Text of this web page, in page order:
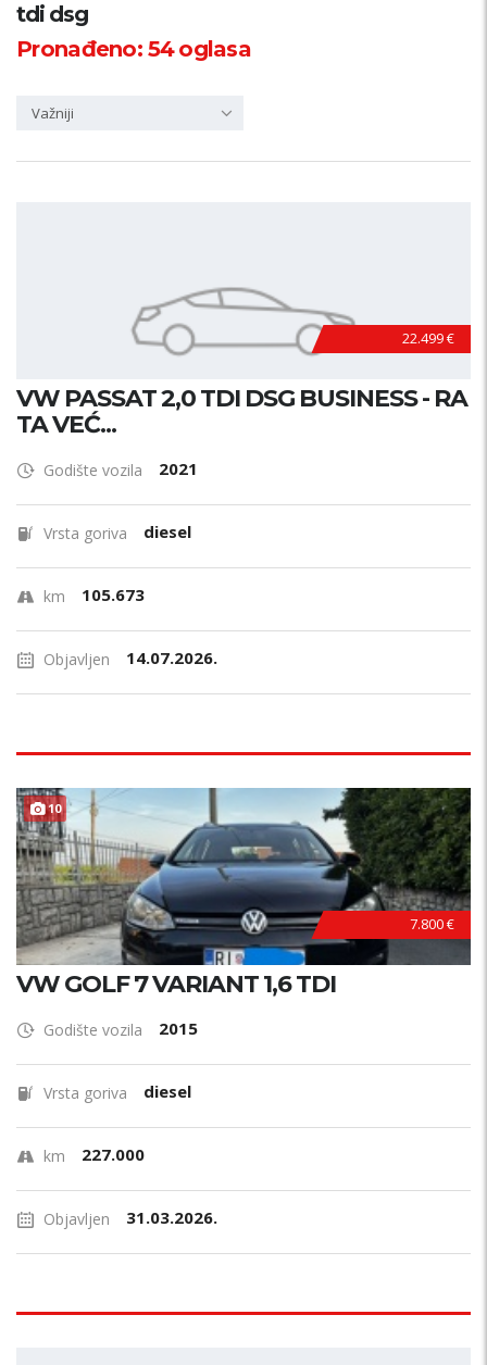
Županija
tdi dsg
Pronađeno:54oglasa
Važniji
22.499 €
VW PASSAT 2,0 TDI DSG BUSINESS - RA
TA VEĆ...
Godište vozila 2021
Vrsta goriva diesel
km 105.673
Objavljen 14.07.2026.
10 TOP STANJE !
7.800 €
VW GOLF 7 VARIANT 1,6 TDI
Godište vozila 2015
Vrsta goriva diesel
km 227.000
Objavljen 31.03.2026.